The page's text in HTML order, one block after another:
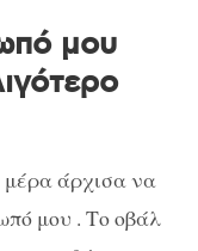
μου
μέρα άρχισα να
μου . Το οβάλ